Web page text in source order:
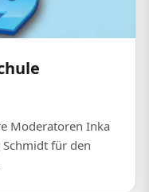
Moderatoren Inka
für den